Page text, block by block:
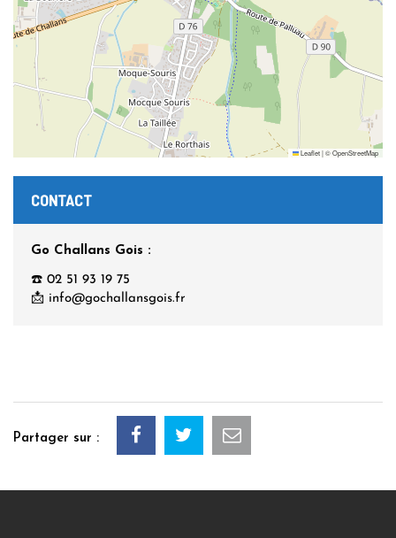
Leaflet|©OpenStreetMap
CONTACT
Go Challans Gois :
☎️ 02 51 93 19 75
📩 info@gochallansgois.fr
Partager sur :